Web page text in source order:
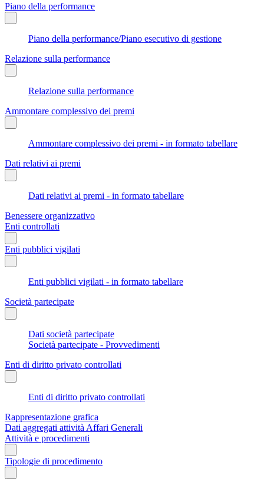
Piano della performance
Piano della performance/Piano esecutivo di gestione
Relazione sulla performance
Relazione sulla performance
Ammontare complessivo dei premi
Ammontare complessivo dei premi - in formato tabellare
Dati relativi ai premi
Dati relativi ai premi - in formato tabellare
Benessere organizzativo
Enti controllati
Enti pubblici vigilati
Enti pubblici vigilati - in formato tabellare
Società partecipate
Dati società partecipate
Società partecipate - Provvedimenti
Enti di diritto privato controllati
Enti di diritto privato controllati
Rappresentazione grafica
Dati aggregati attività Affari Generali
Attività e procedimenti
Tipologie di procedimento